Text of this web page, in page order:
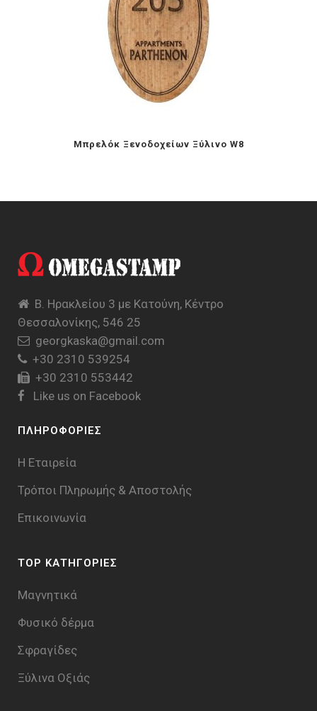
Mπρελόκ Ξενοδοχείων Ξύλινο W8
Β. Ηρακλείου 3 με Κατούνη, Κέντρο
Θεσσαλονίκης, 546 25
georgkaska@gmail.com
+30 2310 539254
+30 2310 553442
Like us on Facebook
ΠΛΗΡΟΦΟΡΙΕΣ
Η Εταιρεία
Τρόποι Πληρωμής & Aποστολής
Επικοινωνία
TOP ΚΑΤΗΓΟΡΙΕΣ
Μαγνητικά
Φυσικό δέρμα
Σφραγίδες
Ξύλινα Οξιάς